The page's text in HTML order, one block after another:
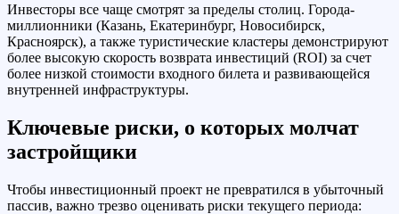
Инвесторы все чаще смотрят за пределы столиц. Города-
миллионники (Казань, Екатеринбург, Новосибирск,
Красноярск), а также туристические кластеры демонстрируют
более высокую скорость возврата инвестиций (ROI) за счет
более низкой стоимости входного билета и развивающейся
внутренней инфраструктуры.
Ключевые риски, о которых молчат
застройщики
Чтобы инвестиционный проект не превратился в убыточный
пассив, важно трезво оценивать риски текущего периода: